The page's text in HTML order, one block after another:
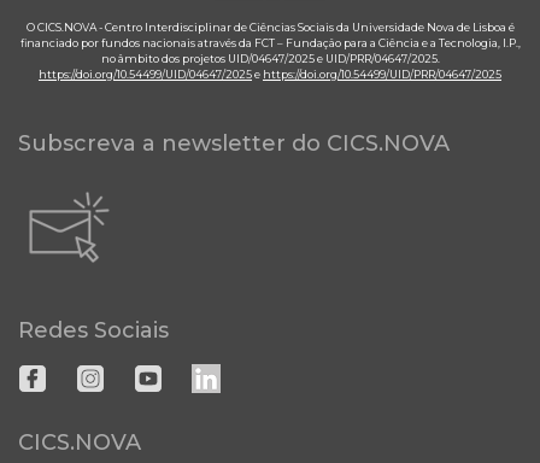
O CICS.NOVA - Centro Interdisciplinar de Ciências Sociais da Universidade Nova de Lisboa é
financiado por fundos nacionais através da FCT – Fundação para a Ciência e a Tecnologia, I.P.,
no âmbito dos projetos UID/04647/2025 e UID/PRR/04647/2025.
https://doi.org/10.54499/UID/04647/2025e https://doi.org/10.54499/UID/PRR/04647/2025
Subscreva a newsletter do CICS.NOVA
Redes Sociais
CICS.NOVA